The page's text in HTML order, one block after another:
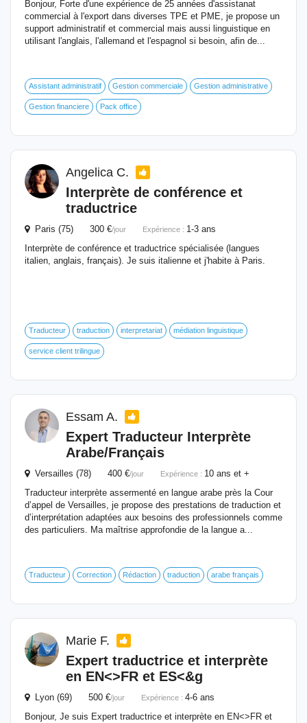
Bonjour, Forte d'une expérience de 25 années d'assistanat
commercial à l'export dans diverses TPE et PME, je propose un
support administratif et commercial mais aussi linguistique en
utilisant l'anglais, l'allemand et l'espagnol si besoin, afin de...
Assistant administratif Gestion commerciale Gestion administrative
Gestion financiere Pack office
Angelica C.
Interprète de conférence et
traductrice
Paris (75) 300 €/jour Expérience : 1-3 ans
Interprète de conférence et traductrice spécialisée (langues
italien, anglais, français). Je suis italienne et j'habite à Paris.
Traducteur traduction interpretariat médiation linguistique
service client trilingue
Essam A.
Expert Traducteur Interprète
Arabe/Français
Versailles (78) 400 €/jour Expérience : 10 ans et +
Traducteur interprète assermenté en langue arabe près la Cour
d’appel de Versailles, je propose des prestations de traduction et
d’interprétation adaptées aux besoins des professionnels comme
des particuliers. Ma maîtrise approfondie de la langue a...
Traducteur Correction Rédaction traduction arabe français
Marie F.
Expert traductrice et interprète
en EN<>FR et ES<&g
Lyon (69) 500 €/jour Expérience : 4-6 ans
Bonjour, Je suis Expert traductrice et interprète en EN<>FR et